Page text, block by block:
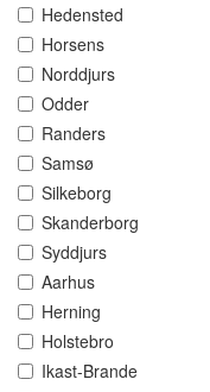
Hedensted
Horsens
Norddjurs
Odder
Randers
Samsø
Silkeborg
Skanderborg
Syddjurs
Aarhus
Herning
Holstebro
Ikast-Brande